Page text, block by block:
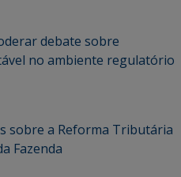
debate sobre
no ambiente regulatório
sobre a Reforma Tributária
Fazenda